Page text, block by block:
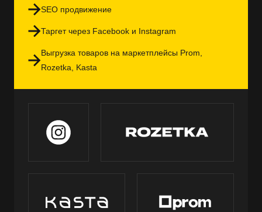
SEO продвижение
Таргет через Facebook и Instagram
Выгрузка товаров на маркетплейсы Prom,
Rozetka, Kasta